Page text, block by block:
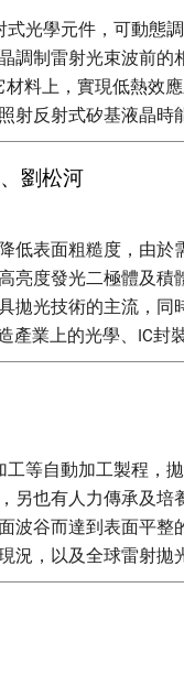
光學元件，可動態
調制雷射光束波前
料上，實現低熱
反射式矽基液晶時
劉松河
低表面粗糙度，由
亮度發光二極體及
拋光技術的主流，
產業上的光學、IC封
等自動加工製程，
另也有人力傳承及
波谷而達到表面平
，以及全球雷射拋